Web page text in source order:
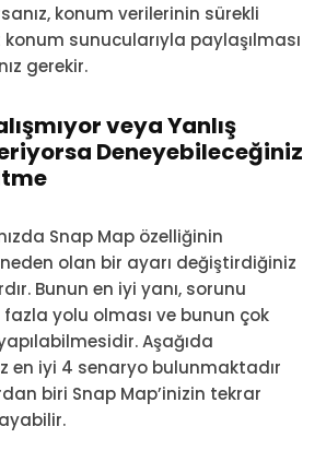
konum verilerinin sürekli
sunucularıyla paylaşılması
gerekir.
veya Yanlış
Deneyebileceğiniz
Snap Map özelliğinin
olan bir ayarı değiştirdiğiniz
Bunun en iyi yanı, sorunu
yolu olması ve bunun çok
Aşağıda
en iyi 4 senaryo bulunmaktadır
biri Snap Map’inizin tekrar